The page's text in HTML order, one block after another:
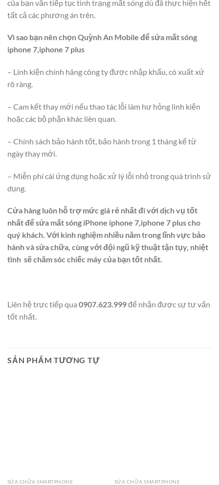
của bạn vẫn tiếp tục tình trạng mất sóng dù đã thực hiện hết
tất cả các phương án trên.
Vì sao bạn nên chọn Quỳnh An Mobile để sửa mất sóng
iphone 7,iphone 7 plus
– Linh kiện chính hãng công ty được nhập khẩu, có xuất xứ
rõ ràng.
– Cam kết thay mới nếu thao tác lỗi làm hư hỏng linh kiện
hoặc các bộ phận khác liên quan.
– Chính sách bảo hành tốt, bảo hành trong 1 tháng kể từ
ngày thay mới.
– Miễn phí cài ứng dụng hoặc xử lý lỗi nhỏ trong quá trình sử
dụng.
Cửa hàng luôn hỗ trợ mức giá rẻ nhất đi với dịch vụ tốt
nhất để sửa mất sóng iPhone iphone 7,iphone 7 plus cho
quý khách. Với kinh nghiệm nhiều năm trong lĩnh vực bảo
hành và sửa chữa, cùng với đội ngũ kỹ thuật tận tụy, nhiệt
tình sẽ chăm sóc chiếc máy của bạn tốt nhất.
Liên hệ trực tiếp qua 0907.623.999để nhận được sự tư vấn
tốt nhất.
SẢN PHẨM TƯƠNG TỰ
SỬA CHỮA SMARTPHONE SỬA CHỮA SMARTPHONE